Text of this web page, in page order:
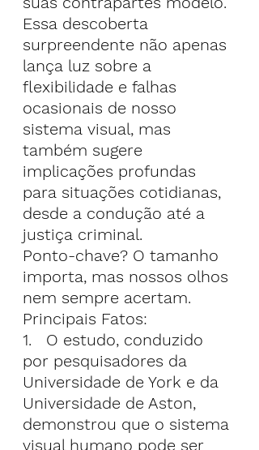
Essa descoberta
surpreendente não apenas
lança luz sobre a
flexibilidade e falhas
ocasionais de nosso
sistema visual, mas
também sugere
implicações profundas
para situações cotidianas,
desde a condução até a
justiça criminal.
Ponto-chave? O tamanho
importa, mas nossos olhos
nem sempre acertam.
Principais Fatos:
1.   O estudo, conduzido
por pesquisadores da
Universidade de York e da
Universidade de Aston,
demonstrou que o sistema
visual humano pode ser